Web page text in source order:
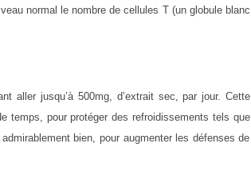
normal le nombre de cellules T (un globule blanc
aller jusqu’à 500mg, d’extrait sec, par jour. Cette
temps, pour protéger des refroidissements tels que
bien, pour augmenter les défenses de